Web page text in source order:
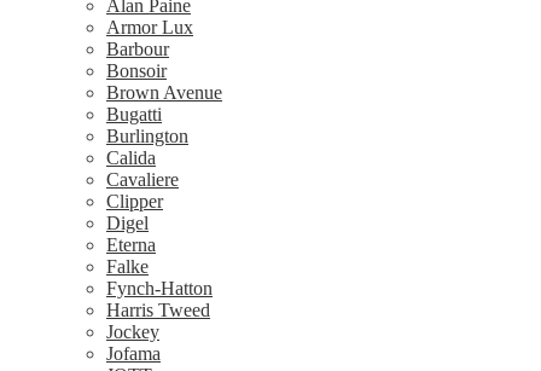
Alan Paine
Armor Lux
Barbour
Bonsoir
Brown Avenue
Bugatti
Burlington
Calida
Cavaliere
Clipper
Digel
Eterna
Falke
Fynch-Hatton
Harris Tweed
Jockey
Jofama